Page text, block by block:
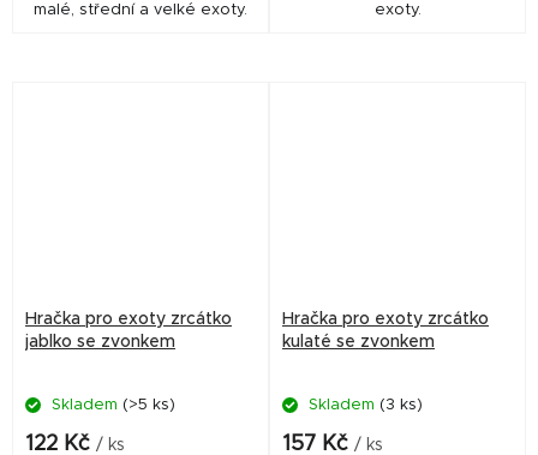
malé, střední a velké exoty. exoty.
Hračka pro exoty zrcátko
jablko se zvonkem
Skladem (>5 ks)
122 Kč / ks
Hračka pro exoty zrcátko
kulaté se zvonkem
Skladem (3 ks)
157 Kč / ks